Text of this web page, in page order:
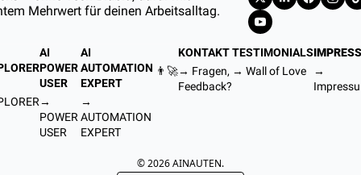
Mehrwert für deinen Arbeitsalltag.
AI
POWER
USER
→
POWER
USER
AI
AUTOMATION
EXPERT
→
AUTOMATION
EXPERT
👨‍🚀
KONTAKT
→ Fragen,
Feedback?
TESTIMONIALS
→ Wall of Love
→
© 2026 AINAUTEN.